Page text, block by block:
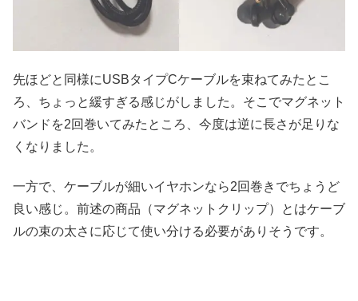
先ほどと同様にUSBタイプCケーブルを束ねてみたとこ
ろ、ちょっと緩すぎる感じがしました。そこでマグネット
バンドを2回巻いてみたところ、今度は逆に長さが足りな
くなりました。
一方で、ケーブルが細いイヤホンなら2回巻きでちょうど
良い感じ。前述の商品（マグネットクリップ）とはケーブ
ルの束の太さに応じて使い分ける必要がありそうです。